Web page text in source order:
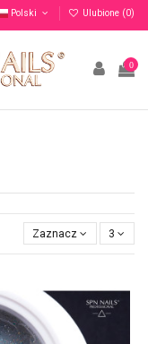
Polski Ulubione (0)
0
Zaznacz 3